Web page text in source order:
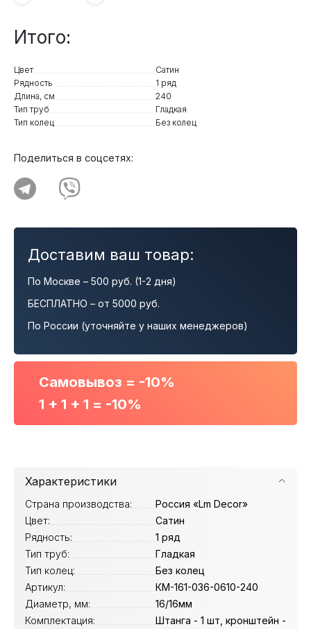
Итого:
Цвет
Сатин
Рядность
1 ряд
Длина, см
240
Тип труб
Гладкая
Тип колец
Без колец
Поделиться в соцсетях:
Доставим ваш товар:
По Москве – 500 руб. (1-2 дня)
БЕСПЛАТНО – от 5000 руб.
По России (уточняйте у наших менеджеров)
Самовывоз = -10%
1 + 1 + 1 = -10%
Характеристики
Страна производства:
Россия «Lm Decor»
Цвет:
Сатин
Рядность:
1 ряд
Тип труб:
Гладкая
Тип колец:
Без колец
Артикул:
КМ-161-036-0610-240
Диаметр, мм:
16/16мм
Комплектация:
Штанга - 1 шт, кронштейн -